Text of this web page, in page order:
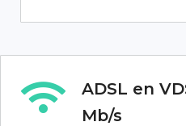
ADSL en
Mb/s